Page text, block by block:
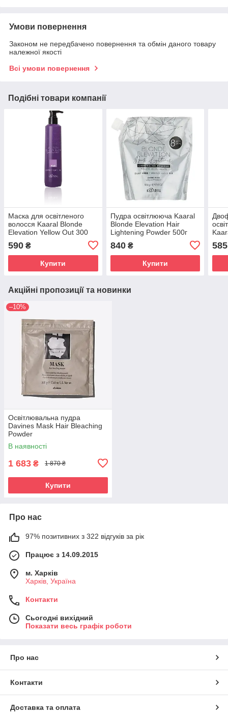
Умови повернення
Законом не передбачено повернення та обмін даного товару
належної якості
Всі умови повернення
Подібні товари компанії
Маска для освітленого
волосся Kaaral Blonde
Elevation Yellow Out 300
590 ₴
Купити
Пудра освітлююча Kaaral
Blonde Elevation Hair
Lightening Powder 500г
840₴
Купити
мл
585
Акційні пропозиції та новинки
–10%
Освітлювальна пудра
Davines Mask Hair Bleaching
Powder
В наявності
1 683 ₴ 1 870 ₴
Купити
Про нас
97% позитивних з 322 відгуків за рік
Працює з 14.09.2015
м. Харків
Харків, Україна
Контакти
Сьогодні вихідний
Показати весь графік роботи
Про нас
Контакти
Доставка та оплата